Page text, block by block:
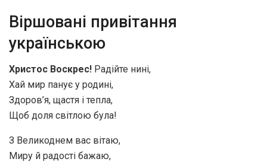
Віршовані привітання
українською
Христос Воскрес! Радійте нині,
Хай мир панує у родині,
Здоров’я, щастя і тепла,
Щоб доля світлою була!
З Великоднем вас вітаю,
Миру й радості бажаю,